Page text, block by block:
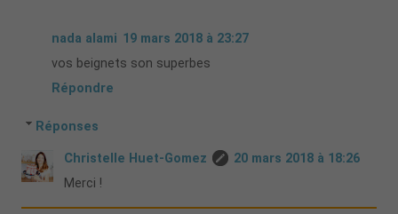
nada alami 19 mars 2018 à 23:27
vos beignets son superbes
Répondre
Réponses
Christelle Huet-Gomez
20 mars 2018 à 18:26
Merci !